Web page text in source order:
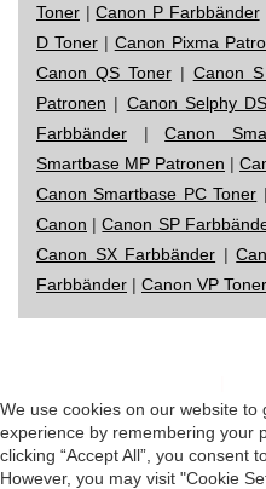
Toner |Canon P Farbbänder
D Toner| Canon Pixma
Canon QS Toner| Canon
Patronen | Canon Selphy
Farbbänder |Canon
Smartbase MP Patronen |
Canon Smartbase PC Toner
Canon |Canon SP
Canon SX Farbbänder |
Farbbänder | Canon VP Toner
We use cookies on our website to
experience by remembering your
clicking “Accept All”, you consent
However, you may visit "Cookie